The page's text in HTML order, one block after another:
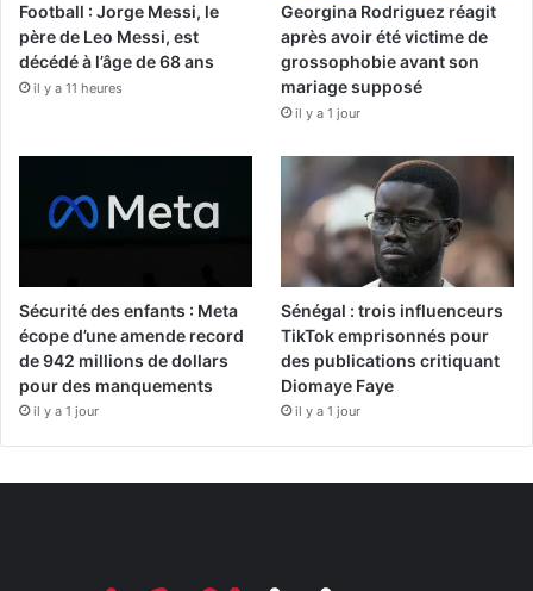
Football : Jorge Messi, le
père de Leo Messi, est
décédé à l’âge de 68 ans
il y a 11 heures
Georgina Rodriguez réagit
après avoir été victime de
grossophobie avant son
mariage supposé
il y a 1 jour
Sécurité des enfants : Meta
écope d’une amende record
de 942 millions de dollars
pour des manquements
il y a 1 jour
Sénégal : trois influenceurs
TikTok emprisonnés pour
des publications critiquant
Diomaye Faye
il y a 1 jour